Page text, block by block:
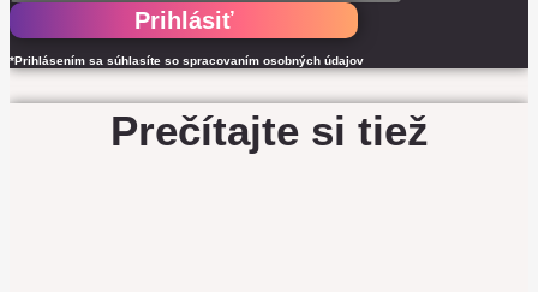
Prihlásiť
*Prihlásením sa súhlasíte so spracovaním osobných údajov
Prečítajte si tiež